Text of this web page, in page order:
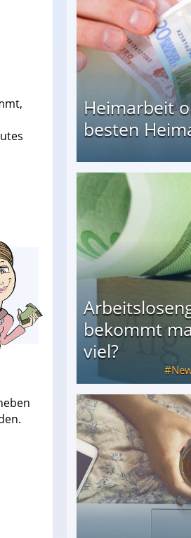
Heimarbeit
besten
Heimarbeiten
bekommt
viel?
man es und wie viel?